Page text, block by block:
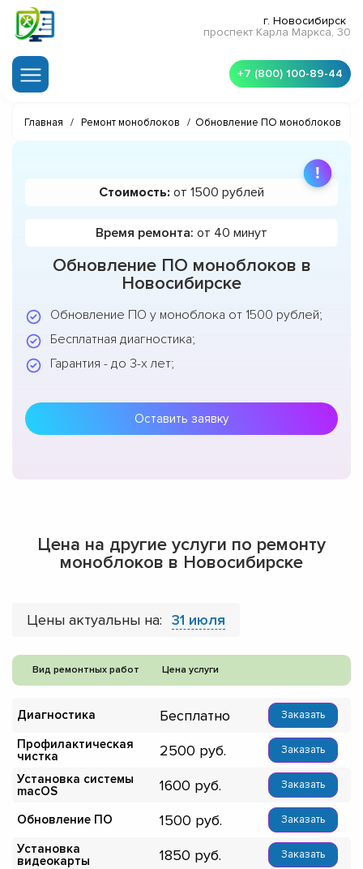
г. Новосибирск
проспект Карла Маркса, 30
+7 (800) 100-89-44
Главная / Ремонт моноблоков / Обновление ПО моноблоков
Обновление ПО моноблоков в
Новосибирске
Обновление ПО у моноблока от 1500 рублей;
Бесплатная диагностика;
Гарантия - до 3-х лет;
Оставить заявку
Стоимость: от 1500 рублей
Время ремонта: от 40 минут
Цена на другие услуги по ремонту
моноблоков в Новосибирске
Цены актуальны на: 31 июля
Вид ремонтных работ Цена услуги
Диагностика Бесплатно Заказать
Профилактическая
чистка
2500 Заказать
Установка системы
macOS
1600 Заказать
Обновление ПО 1500 Заказать
Установка
видеокарты
1850 Заказать